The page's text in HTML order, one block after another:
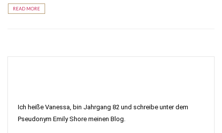
READ MORE
Ich heiße Vanessa, bin Jahrgang 82 und schreibe unter dem
Pseudonym Emily Shore meinen Blog.